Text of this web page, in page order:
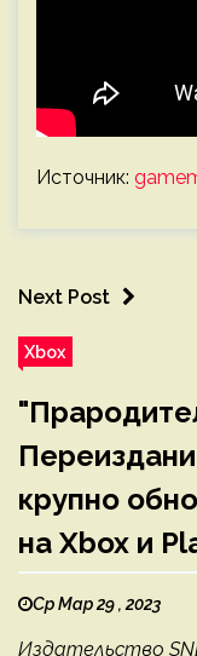
Источник:
Next Post
Xbox
крупно
на Xbox и
Ср Мар 29 , 2023
Издательство